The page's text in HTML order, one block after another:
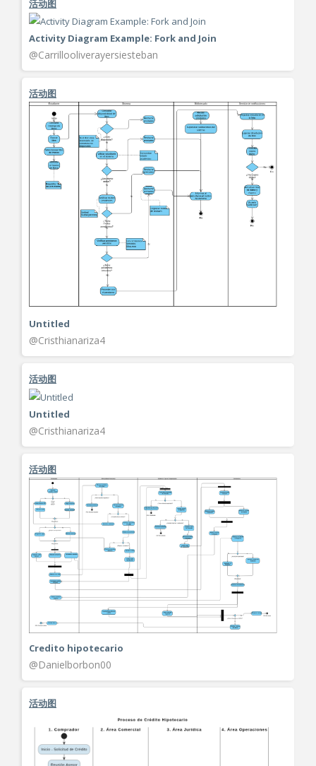
活动图
Activity Diagram Example: Fork and Join
@Carrillooliverayersiesteban
活动图
Untitled
@Cristhianariza4
活动图
Untitled
@Cristhianariza4
活动图
Credito hipotecario
@Danielborbon00
活动图